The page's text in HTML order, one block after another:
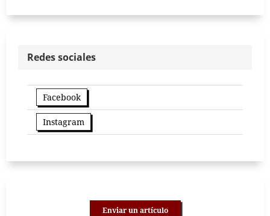
Redes sociales
Facebook
Instagram
Enviar un artículo